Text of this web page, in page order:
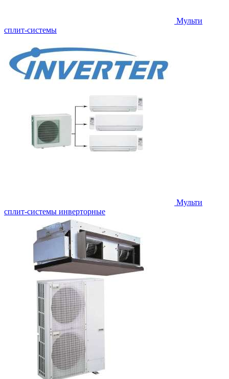
Мульти
сплит-системы
Мульти
сплит-системы инверторные